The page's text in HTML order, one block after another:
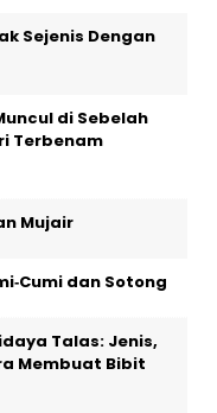
Sejenis Dengan
di Sebelah
Terbenam
Mujair
dan Sotong
Talas: Jenis,
Membuat Bibit